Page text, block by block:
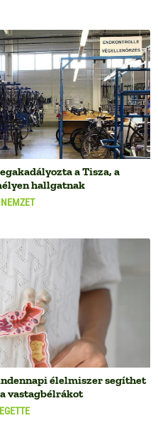
a Tisza, a
hallgatnak
élelmiszer segíthet
vastagbélrákot